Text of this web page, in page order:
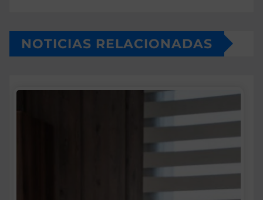
NOTICIAS RELACIONADAS